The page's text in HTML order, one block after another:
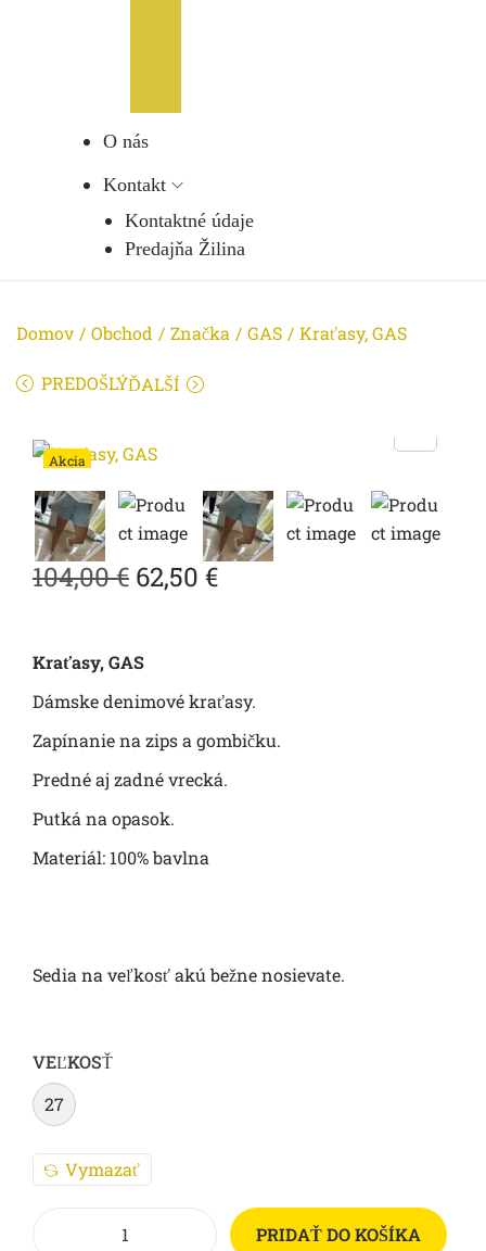
O nás
Kontakt
Kontaktné údaje
Predajňa Žilina
Domov / Obchod / Značka / GAS / Kraťasy, GAS
PREDOŠLÝĎALŠÍ
Akcia
104,00€ 62,50 €
Kraťasy, GAS
Dámske denimové kraťasy.
Zapínanie na zips a gombičku.
Predné aj zadné vrecká.
Putká na opasok.
Materiál: 100% bavlna
Sedia na veľkosť akú bežne nosievate.
VEĽKOSŤ
27
Vymazať
PRIDAŤ DO KOŠÍKA